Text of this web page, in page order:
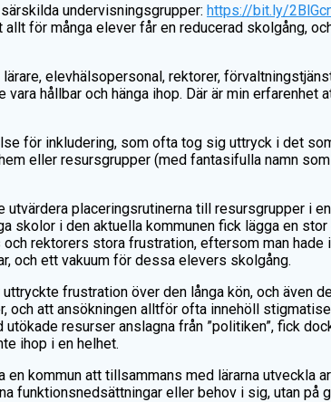
undervisningsgrupper: https://bit.ly/
för många elever får en reducerad skolgång,
elevhälsopersonal, rektorer,
hållbar och hänga ihop. Där är min erfarenhet
för inkludering, som ofta tog sig uttryck i det
eller resursgrupper (med fantasifulla namn
placeringsrutinerna till resursgrupper i
skolor i den aktuella kommunen fick lägga en
rektorers stora frustration, eftersom man
och ett vakuum för dessa elevers skolgång.
frustration över den långa kön, och även
att ansökningen alltför ofta innehöll
resurser anslagna från ”politiken”, fick
ihop i en helhet.
kommun att tillsammans med lärarna utveckla
funktionsnedsättningar eller behov i sig, utan